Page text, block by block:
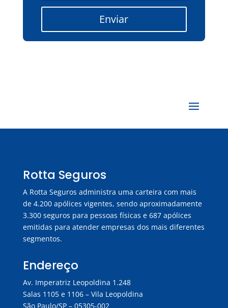
Enviar
Rotta Seguros
A Rotta Seguros administra uma carteira com mais
de 4.200 apólices vigentes, sendo aproximadamente
3.300 seguros para pessoas físicas e 687 apólices
emitidas para atender empresas dos mais diferentes
segmentos.
Endereço
Av. Imperatriz Leopoldina 1.248
Salas 1105 e 1106 – Vila Leopoldina
São Paulo/SP – 05305-002